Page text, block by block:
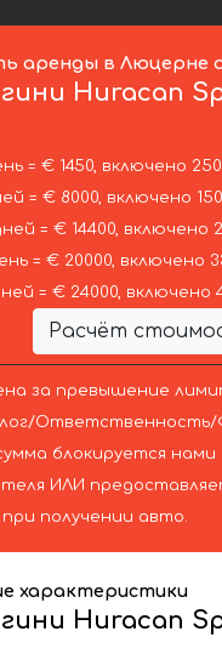
аренды в Люцерне
Huracan
= € 1450, включено
= € 8000, включено
= € 14400, включено
= € 20000, включено
= € 24000, включено
Расчёт
за превышение
блокируется
ИЛИ
получении авто.
характеристики
Huracan